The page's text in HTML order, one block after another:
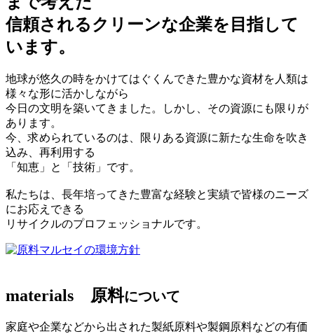
信頼されるクリーンな企業を目指して
います。
地球が悠久の時をかけてはぐくんできた豊かな資材を人類は
様々な形に活かしながら
今日の文明を築いてきました。しかし、その資源にも限りが
あります。
今、求められているのは、限りある資源に新たな生命を吹き
込み、再利用する
「知恵」と「技術」です。
私たちは、長年培ってきた豊富な経験と実績で皆様のニーズ
にお応えできる
リサイクルのプロフェッショナルです。
マルセイの環境方針
materials 原料について
家庭や企業などから出された製紙原料や製鋼原料などの有価